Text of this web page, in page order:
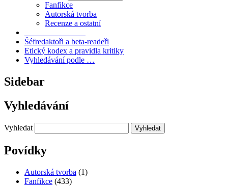
Fanfikce
Autorská tvorba
Recenze a ostatní
Šéfredaktoři a beta-readeři
Etický kodex a pravidla kritiky
Vyhledávání podle …
Sidebar
Vyhledávání
Vyhledat
Povídky
Autorská tvorba (1)
Fanfikce (433)